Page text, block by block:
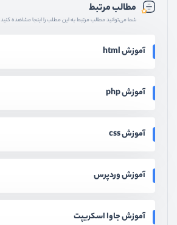
مطالب مرتبط
شما می‌توانید مطالب مرتبط به این مطلب را اینجا مشاهده کنید
آموزش html
آموزش php
آموزش css
آموزش وردپرس
آموزش جاوا اسکریپت